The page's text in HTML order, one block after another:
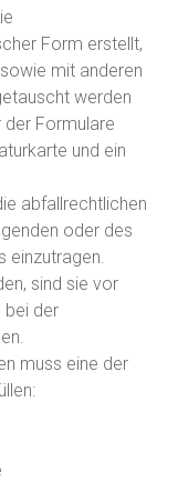
Form erstellt,
mit anderen
werden
der Formulare
und ein
abfallrechtlichen
oder des
einzutragen.
sind sie vor
bei der
muss eine der